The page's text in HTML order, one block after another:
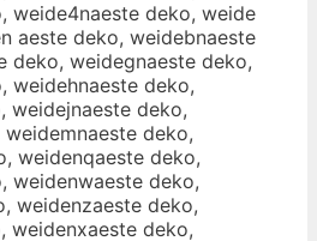
weide4naeste deko, weide
aeste deko, weidebnaeste
deko, weidegnaeste deko,
weidehnaeste deko,
weidejnaeste deko,
deko,
weidenqaeste deko,
weidenwaeste deko,
weidenzaeste deko,
weidenxaeste deko,